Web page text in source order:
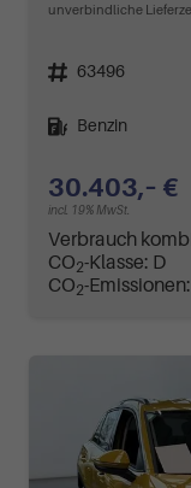
unverbindliche
Fahrzeugnr.
63496
Benzin
30.403,– €
incl. 19% MwSt.
Verbrauch
CO2-Klasse: D
CO2-Emissionen: